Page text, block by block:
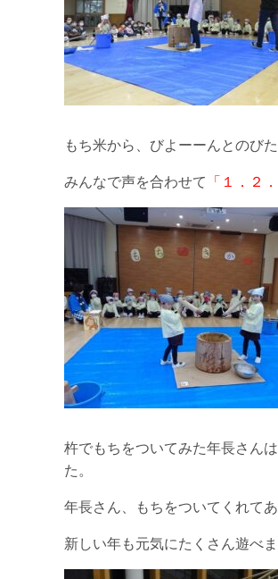
もち米から、びよーーんとのび
みんなで声を合わせて 「１．２
杵でもちをついてみた年長さんは
た。
年長さん、もちをついてくれて
新しい年も元気にたくさん遊べ